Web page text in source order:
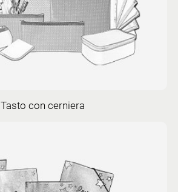
Tasto con cerniera